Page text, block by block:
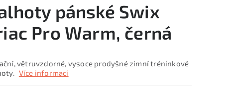
pánské Swix
Pro Warm, černá
větruvzdorné, vysoce prodyšné zimní tréninkové
Více informací